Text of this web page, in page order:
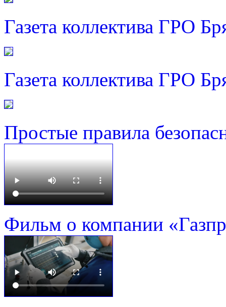
Газета коллектива ГРО
Газета коллектива ГРО
Простые правила
Фильм о компании